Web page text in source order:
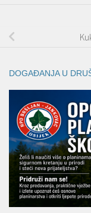
DOGAĐANJA U